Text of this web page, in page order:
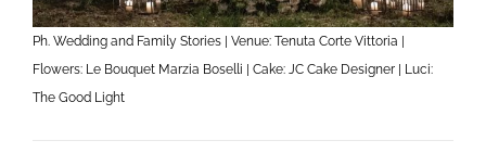
Ph. Wedding and Family Stories | Venue: Tenuta Corte Vittoria |
Flowers: Le Bouquet Marzia Boselli | Cake: JC Cake Designer | Luci:
The Good Light